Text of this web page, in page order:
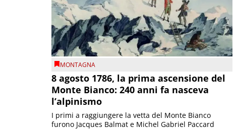
MONTAGNA
8 agosto 1786, la prima ascensione del
Monte Bianco: 240 anni fa nasceva
l’alpinismo
I primi a raggiungere la vetta del Monte Bianco
furono Jacques Balmat e Michel Gabriel Paccard